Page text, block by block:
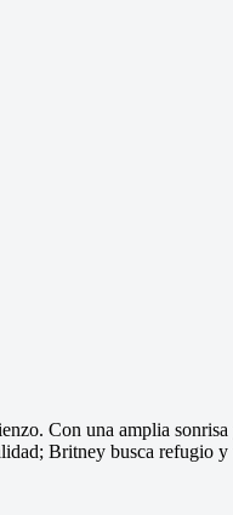
Con una amplia
Britney busca refugio